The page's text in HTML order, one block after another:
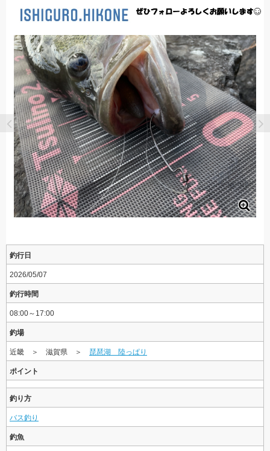
釣行日
2026/05/07
釣行時間
08:00～17:00
釣場
近畿 ＞ 滋賀県 ＞ 琵琶湖 陸っぱり
ポイント
釣り方
バス釣り
釣魚